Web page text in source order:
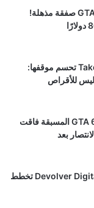
رئيس Take-Two: سعر GTA 6 صفقة مذهلة!
ناشر GTA 6 شركة Take-Two تحسم موقفها:
للأقراص
رئيس Take-Two: طلبات GTA 6 المسبقة فاقت
بعد
بعد سنوات في البورصة.. Devolver Digital تخطط